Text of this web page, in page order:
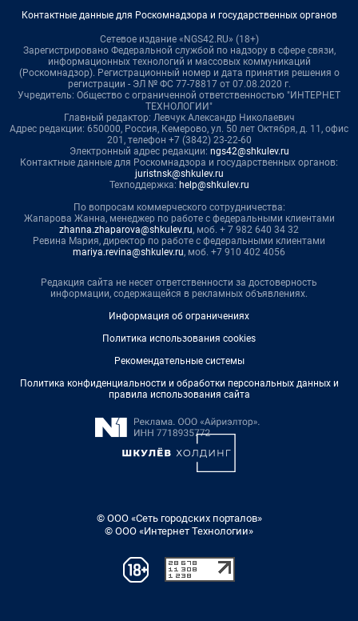
Контактные данные для Роскомнадзора и государственных органов
Сетевое издание «NGS42.RU» (18+)
Зарегистрировано Федеральной службой по надзору в сфере связи,
информационных технологий и массовых коммуникаций
(Роскомнадзор). Регистрационный номер и дата принятия решения о
регистрации - ЭЛ № ФС 77-78817 от 07.08.2020 г.
Учредитель: Общество с ограниченной ответственностью "ИНТЕРНЕТ
ТЕХНОЛОГИИ"
Главный редактор: Левчук Александр Николаевич
Адрес редакции: 650000, Россия, Кемерово, ул. 50 лет Октября, д. 11, офис
201, телефон +7 (3842) 23-22-60
Электронный адрес редакции: ngs42@shkulev.ru
Контактные данные для Роскомнадзора и государственных органов:
juristnsk@shkulev.ru
Техподдержка: help@shkulev.ru
По вопросам коммерческого сотрудничества:
Жапарова Жанна, менеджер по работе с федеральными клиентами
zhanna.zhaparova@shkulev.ru, моб. + 7 982 640 34 32
Ревина Мария, директор по работе с федеральными клиентами
mariya.revina@shkulev.ru, моб. +7 910 402 4056
Редакция сайта не несет ответственности за достоверность
информации, содержащейся в рекламных объявлениях.
Информация об ограничениях
Политика использования cookies
Рекомендательные системы
Политика конфиденциальности и обработки персональных данных и
правила использования сайта
© ООО «Сеть городских порталов»
© ООО «Интернет Технологии»